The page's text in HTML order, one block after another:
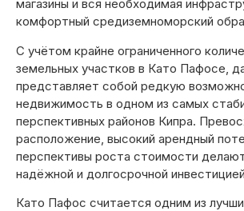
магазины и вся необходимая
комфортный средиземноморский
С учётом крайне ограниченного
земельных участков в Като Пафосе,
представляет собой редкую
недвижимость в одном из самых
перспективных районов Кипра.
расположение, высокий арендный
перспективы роста стоимости
надёжной и долгосрочной
Като Пафос считается одним из